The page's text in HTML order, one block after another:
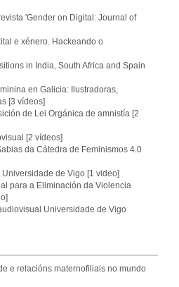
'Gender on Digital: Journal of
e xénero. Hackeando o
in India, South Africa and Spain
en Galicia: Ilustradoras,
[3 vídeos]
de Lei Orgánica de amnistía [2
[2 vídeos]
da Cátedra de Feminismos 4.0
Universidade de Vigo [1 video]
para a Eliminación da Violencia
Universidade de Vigo
e relacións maternofiliais no mundo